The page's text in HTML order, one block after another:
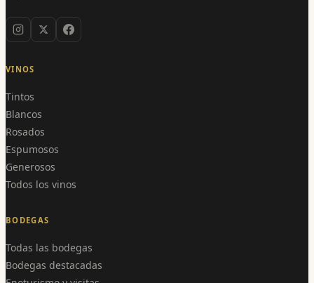
VINOS
Tintos
Blancos
Rosados
Espumosos
Generosos
Todos los vinos
BODEGAS
Todas las bodegas
Bodegas destacadas